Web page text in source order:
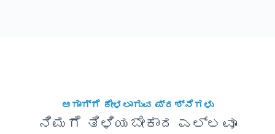
ಆಗಾಗ್ಗೆ ಕೇಳಲಾಗುವ ಪ್ರಶ್ನೆಗಳು
ನಿಮಗೆ ತಿಳಿಯಬೇಕಾದ ಎಲ್ಲವೂ